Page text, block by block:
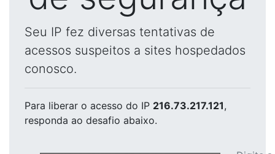
Seu IP fez diversas tentativas de
acessos suspeitos a sites hospedados
conosco.
Para liberar o acesso do IP 216.73.217.121,
responda ao desafio abaixo.